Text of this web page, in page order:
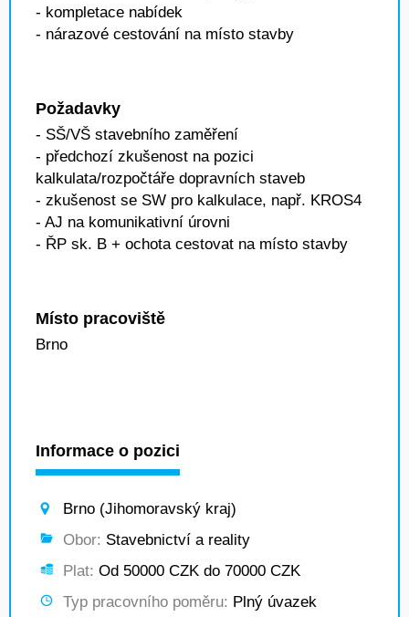
- kompletace nabídek
- nárazové cestování na místo stavby
Požadavky
- SŠ/VŠ stavebního zaměření
- předchozí zkušenost na pozici
kalkulata/rozpočtáře dopravních staveb
- zkušenost se SW pro kalkulace, např. KROS4
- AJ na komunikativní úrovni
- ŘP sk. B + ochota cestovat na místo stavby
Místo pracoviště
Brno
Informace o pozici
Brno (Jihomoravský kraj)
Obor: Stavebnictví a reality
Plat: Od 50000 CZK do 70000 CZK
Typ pracovního poměru: Plný úvazek